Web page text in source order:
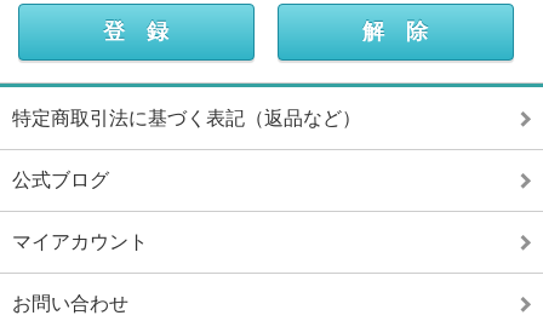
特定商取引法に基づく表記（返品など）
公式ブログ
マイアカウント
お問い合わせ